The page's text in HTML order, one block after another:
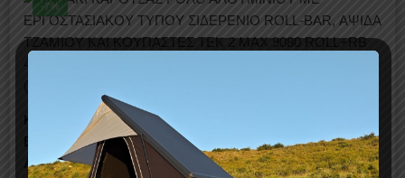
-7%
ΚΑΠΑΚΙ ΚΑΡΟΤΣΑΣ ΡΟΛΟ ΑΛΟΥΜΙΝΙΟΥ ΜΕ
ΕΡΓΟΣΤΑΣΙΑΚΟΥ ΤΥΠΟΥ ΣΙΔΕΡΕΝΙΟ ROLL-BAR,
ΑΨΙΔΑ ΤΖΑΜΙΟΥ ΚΑΙ ΚΟΥΠΑΣΤΕΣ TEK 2 MAX 9080